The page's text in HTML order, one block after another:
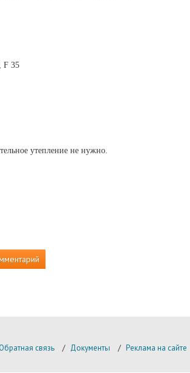
F 35
утепление не нужно.
связь / Документы / Реклама на сайте